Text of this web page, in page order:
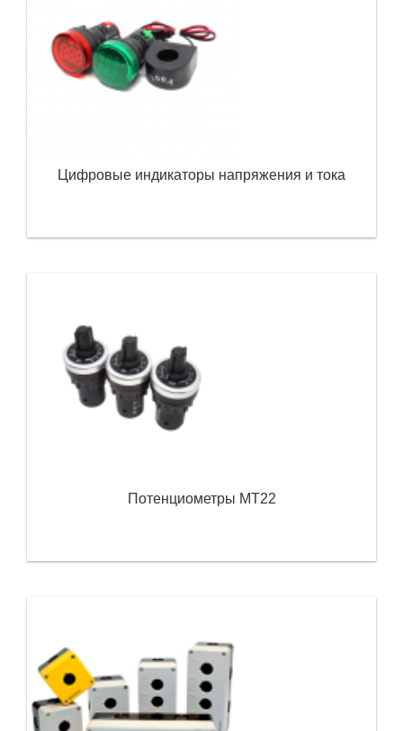
Цифровые индикаторы напряжения и тока
Потенциометры MT22